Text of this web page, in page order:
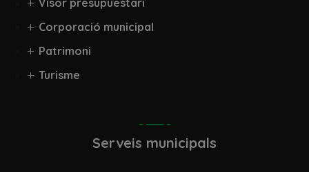
Visor presupuestari
Corporació municipal
Patrimoni
Turisme
Serveis municipals